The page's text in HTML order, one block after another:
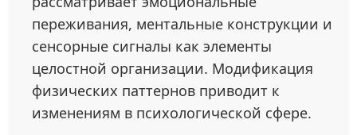
переживания, ментальные конструкции и
сенсорные сигналы как элементы
целостной организации. Модификация
физических паттернов приводит к
изменениям в психологической сфере.